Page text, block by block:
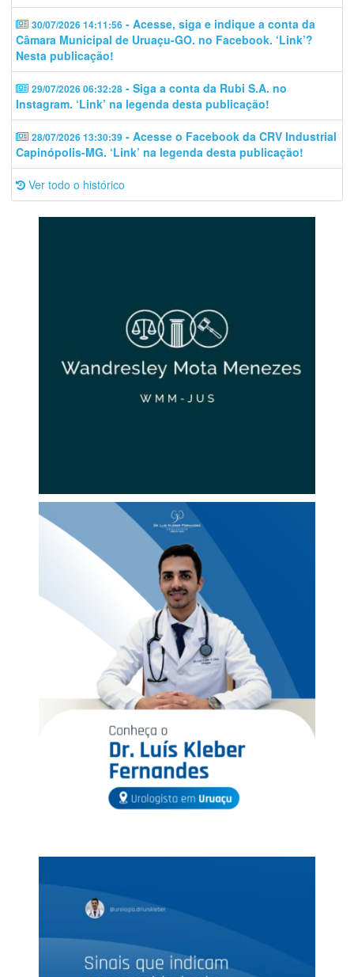
30/07/2026 14:11:56 - Acesse, siga e indique a conta da
Câmara Municipal de Uruaçu-GO. no Facebook. ‘Link’?
Nesta publicação!
29/07/2026 06:32:28 - Siga a conta da Rubi S.A. no
Instagram. ‘Link’ na legenda desta publicação!
28/07/2026 13:30:39 - Acesse o Facebook da CRV Industrial
Capinópolis-MG. ‘Link’ na legenda desta publicação!
Ver todo o histórico